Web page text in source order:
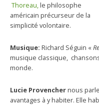
Thoreau,le philosophe
américain précurseur de la
simplicité volontaire.
Musique: Richard Séguin «
musique classique,
monde.
Lucie Provenchernous
avantages à y habiter. Elle